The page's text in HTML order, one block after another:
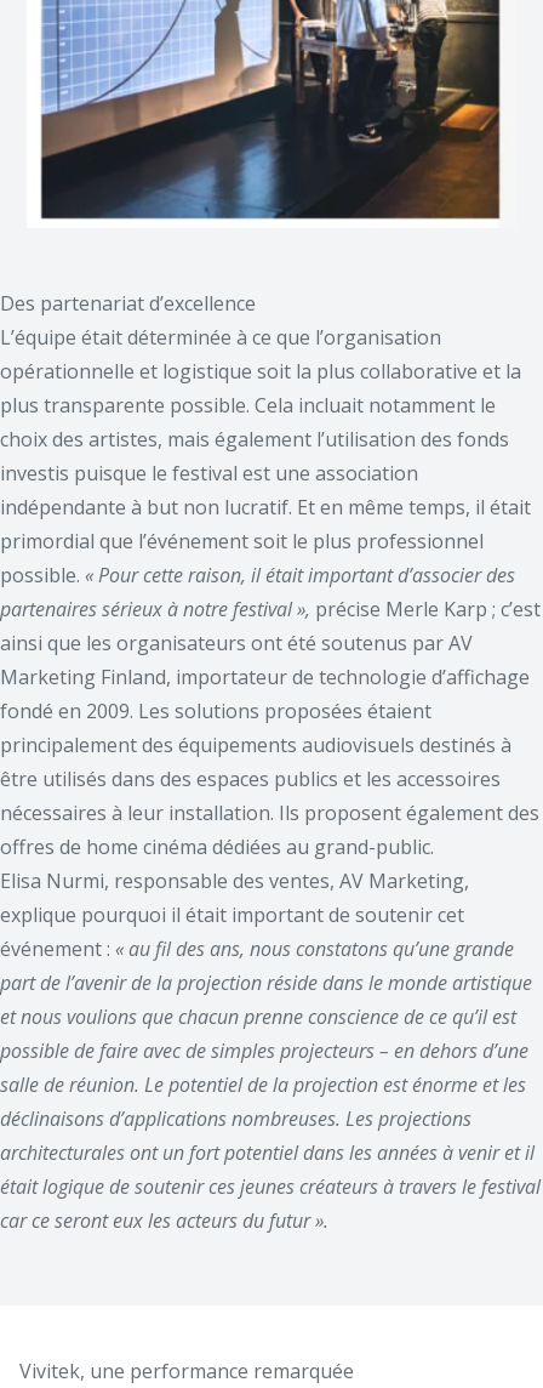
Des partenariat d’excellence
L’équipe était déterminée à ce que l’organisation
opérationnelle et logistique soit la plus collaborative et la
plus transparente possible. Cela incluait notamment le
choix des artistes, mais également l’utilisation des fonds
investis puisque le festival est une association
indépendante à but non lucratif. Et en même temps, il était
primordial que l’événement soit le plus professionnel
possible. « Pour cette raison, il était important d’associer des
partenaires sérieux à notre festival », précise Merle Karp ; c’est
ainsi que les organisateurs ont été soutenus par AV
Marketing Finland, importateur de technologie d’affichage
fondé en 2009. Les solutions proposées étaient
principalement des équipements audiovisuels destinés à
être utilisés dans des espaces publics et les accessoires
nécessaires à leur installation. Ils proposent également des
offres de home cinéma dédiées au grand-public.
Elisa Nurmi, responsable des ventes, AV Marketing,
explique pourquoi il était important de soutenir cet
événement : « au fil des ans, nous constatons qu’une grande
part de l’avenir de la projection réside dans le monde artistique
et nous voulions que chacun prenne conscience de ce qu’il est
possible de faire avec de simples projecteurs – en dehors d’une
salle de réunion. Le potentielde la projection est énorme et les
déclinaisons d’applications nombreuses. Les projections
architecturales ont un fort potentiel dans les années à venir et il
était logique de soutenir ces jeunes créateurs à travers le festival
car ce seront eux les acteurs du futur ».
Vivitek, une performance remarquée